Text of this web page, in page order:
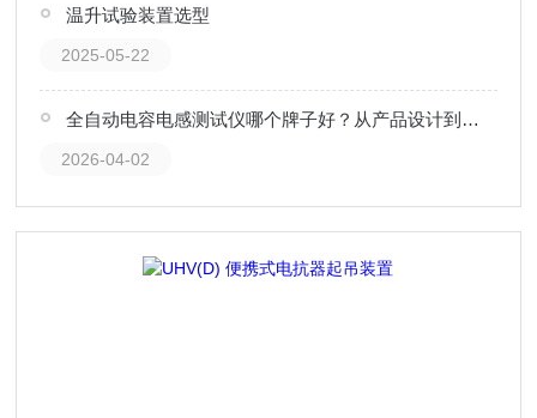
温升试验装置选型
2025-05-22
全自动电容电感测试仪哪个牌子好？从产品设计到应用口碑的观察
2026-04-02